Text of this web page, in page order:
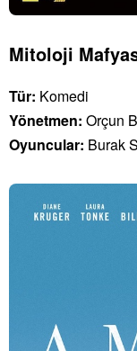
Mitoloji
Tür: Komedi
Yönetmen: Orçun
Oyuncular: Burak